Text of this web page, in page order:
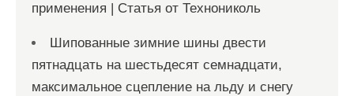
применения | Статья от Технониколь
Шипованные зимние шины двести
пятнадцать на шестьдесят семнадцати,
максимальное сцепление на льду и снегу